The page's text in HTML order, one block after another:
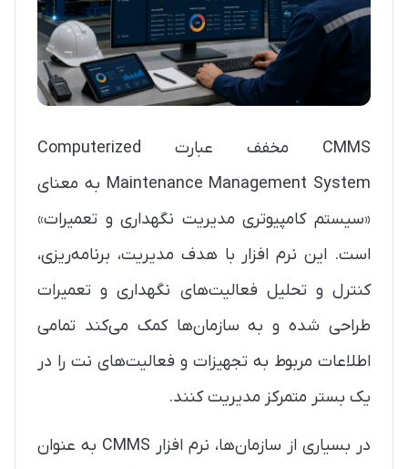
CMMS مخفف عبارت Computerized
Maintenance Management System به معنای
«سیستم کامپیوتری مدیریت نگهداری و تعمیرات»
است. این نرم افزار با هدف مدیریت، برنامه‌ریزی،
کنترل و تحلیل فعالیت‌های نگهداری و تعمیرات
طراحی شده و به سازمان‌ها کمک می‌کند تمامی
اطلاعات مربوط به تجهیزات و فعالیت‌های نت را در
یک بستر متمرکز مدیریت کنند.
در بسیاری از سازمان‌ها، نرم افزار CMMS به عنوان